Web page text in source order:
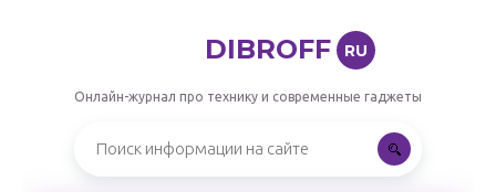
DIBROFF RU
Онлайн-журнал про технику и современные гаджеты